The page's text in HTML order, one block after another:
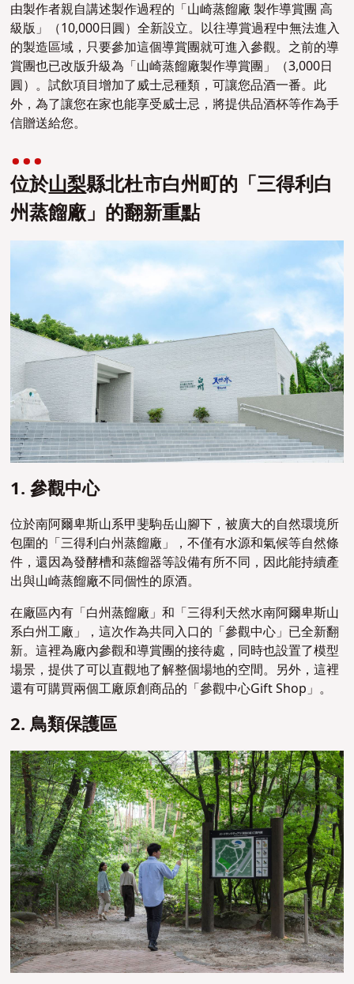
由製作者親自講述製作過程的「山崎蒸餾廠 製作導賞團 高
級版」（10,000日圓）全新設立。以往導賞過程中無法進入
的製造區域，只要參加這個導賞團就可進入參觀。之前的導
賞團也已改版升級為「山崎蒸餾廠製作導賞團」（3,000日
圓）。試飲項目增加了威士忌種類，可讓您品酒一番。此
外，為了讓您在家也能享受威士忌，將提供品酒杯等作為手
信贈送給您。
位於山梨縣北杜市白州町的「三得利白
州蒸餾廠」的翻新重點
1. 參觀中心
位於南阿爾卑斯山系甲斐駒岳山腳下，被廣大的自然環境所
包圍的「三得利白州蒸餾廠」，不僅有水源和氣候等自然條
件，還因為發酵槽和蒸餾器等設備有所不同，因此能持續產
出與山崎蒸餾廠不同個性的原酒。
在廠區內有「白州蒸餾廠」和「三得利天然水南阿爾卑斯山
系白州工廠」，這次作為共同入口的「參觀中心」已全新翻
新。這裡為廠內參觀和導賞團的接待處，同時也設置了模型
場景，提供了可以直觀地了解整個場地的空間。另外，這裡
還有可購買兩個工廠原創商品的「參觀中心Gift Shop」。
2. 鳥類保護區